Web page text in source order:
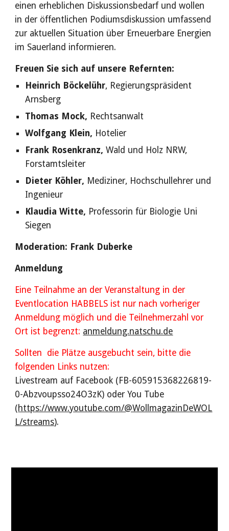
einen erheblichen Diskussionsbedarf und wollen
in der öffentlichen Podiumsdiskussion umfassend
zur aktuellen Situation über Erneuerbare Energien
im Sauerland informieren.
Freuen Sie sich auf unsere Refernten:
Heinrich Böckelühr, Regierungspräsident
Arnsberg
Thomas Mock, Rechtsanwalt
Wolfgang Klein, Hotelier
Frank Rosenkranz,Wald und Holz NRW,
Forstamtsleiter
Dieter Köhler, Mediziner, Hochschullehrer und
Ingenieur
Klaudia Witte, Professorin für Biologie Uni
Siegen
Moderation: Frank Duberke
Anmeldung
Eine Teilnahme an der Veranstaltung in der
Eventlocation HABBELS ist nur nach vorheriger
Anmeldung möglich und die Teilnehmerzahl vor
Ort ist begrenzt: anmeldung.natschu.de
Sollten die Plätze ausgebucht sein, bitte die
folgenden Links nutzen:
Livestream auf Facebook (FB-605915368226819-
0-Abzvoupsso24O3zK) oder You Tube
(https://www.youtube.com/@WollmagazinDeWOL
L/streams).